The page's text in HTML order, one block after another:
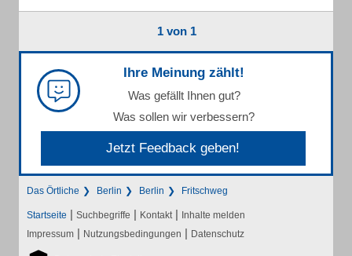
1 von 1
Ihre Meinung zählt!
Was gefällt Ihnen gut?
Was sollen wir verbessern?
Jetzt Feedback geben!
Das Örtliche Berlin Berlin Fritschweg
Startseite | Suchbegriffe | Kontakt | Inhalte melden
Impressum | Nutzungsbedingungen | Datenschutz